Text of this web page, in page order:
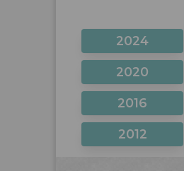
2024
2020
2016
2012